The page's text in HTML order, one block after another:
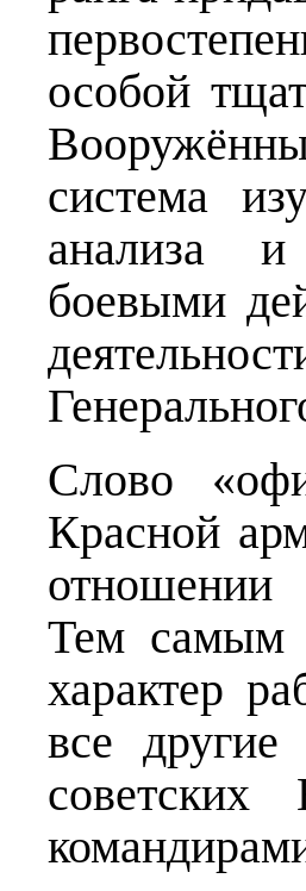
особой
система
анализа и
боевыми
Слово
Красной
отношении
Тем самым
характер
все другие